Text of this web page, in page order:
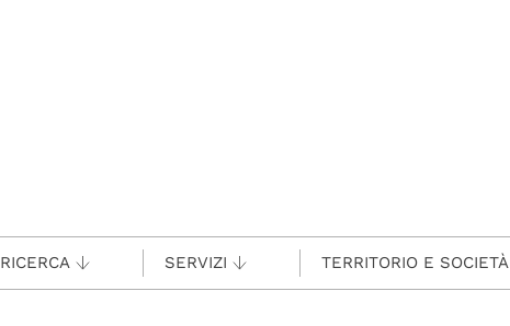
RICERCA SERVIZI TERRITORIO E SOCIETÀ